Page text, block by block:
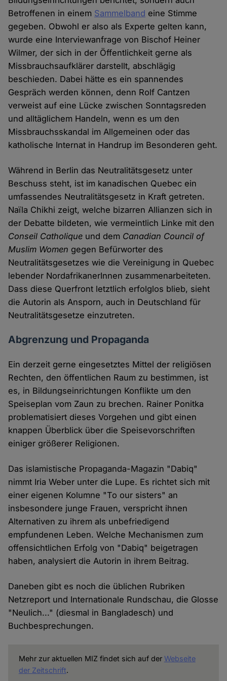
Betroffenen in einem Sammelband eine Stimme
gegeben. Obwohl er also als Experte gelten kann,
wurde eine Interviewanfrage von Bischof Heiner
Wilmer, der sich in der Öffentlichkeit gerne als
Missbrauchsaufklärer darstellt, abschlägig
beschieden. Dabei hätte es ein spannendes
Gespräch werden können, denn Rolf Cantzen
verweist auf eine Lücke zwischen Sonntagsreden
und alltäglichem Handeln, wenn es um den
Missbrauchsskandal im Allgemeinen oder das
katholische Internat in Handrup im Besonderen geht.
Während in Berlin das Neutralitätsgesetz unter
Beschuss steht, ist im kanadischen Quebec ein
umfassendes Neutralitätsgesetz in Kraft getreten.
Naïla Chikhi zeigt, welche bizarren Allianzen sich in
der Debatte bildeten, wie vermeintlich Linke mit den
Conseil Catholique und dem Canadian Council of
Muslim Women gegen Befürworter des
Neutralitätsgesetzes wie die Vereinigung in Quebec
lebender NordafrikanerInnen zusammenarbeiteten.
Dass diese Querfront letztlich erfolglos blieb, sieht
die Autorin als Ansporn, auch in Deutschland für
Neutralitätsgesetze einzutreten.
Abgrenzung und Propaganda
Ein derzeit gerne eingesetztes Mittel der religiösen
Rechten, den öffentlichen Raum zu bestimmen, ist
es, in Bildungseinrichtungen Konflikte um den
Speiseplan vom Zaun zu brechen. Rainer Ponitka
problematisiert dieses Vorgehen und gibt einen
knappen Überblick über die Speisevorschriften
einiger größerer Religionen.
Das islamistische Propaganda-Magazin "Dabiq"
nimmt Iria Weber unter die Lupe. Es richtet sich mit
einer eigenen Kolumne "To our sisters" an
insbesondere junge Frauen, verspricht ihnen
Alternativen zu ihrem als unbefriedigend
empfundenen Leben. Welche Mechanismen zum
offensichtlichen Erfolg von "Dabiq" beigetragen
haben, analysiert die Autorin in ihrem Beitrag.
Daneben gibt es noch die üblichen Rubriken
Netzreport und Internationale Rundschau, die Glosse
"Neulich..." (diesmal in Bangladesch) und
Buchbesprechungen.
Mehr zur aktuellen MIZ findet sich auf der Webseite
der Zeitschrift.